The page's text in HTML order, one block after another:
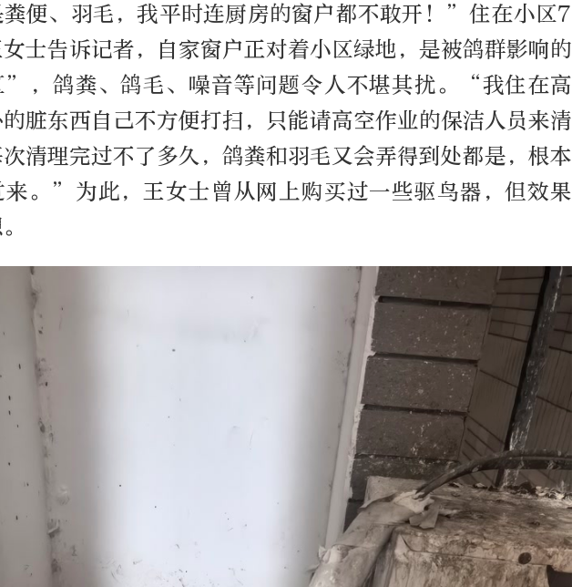
粪便、羽毛，我平时连厨房的窗户都不敢开！”住在小区7
士告诉记者，自家窗户正对着小区绿地，是被鸽群影响的
”，鸽粪、鸽毛、噪音等问题令人不堪其扰。“我住在高
脏东西自己不方便打扫，只能请高空作业的保洁人员来清
清理完过不了多久，鸽粪和羽毛又会弄得到处都是，根本
来。”为此，王女士曾从网上购买过一些驱鸟器，但效果